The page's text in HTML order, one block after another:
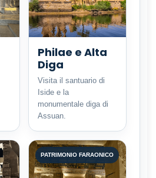
Philae e Alta
Diga
Visita il santuario di
Iside e la
monumentale diga di
Assuan.
PATRIMONIO FARAONICO